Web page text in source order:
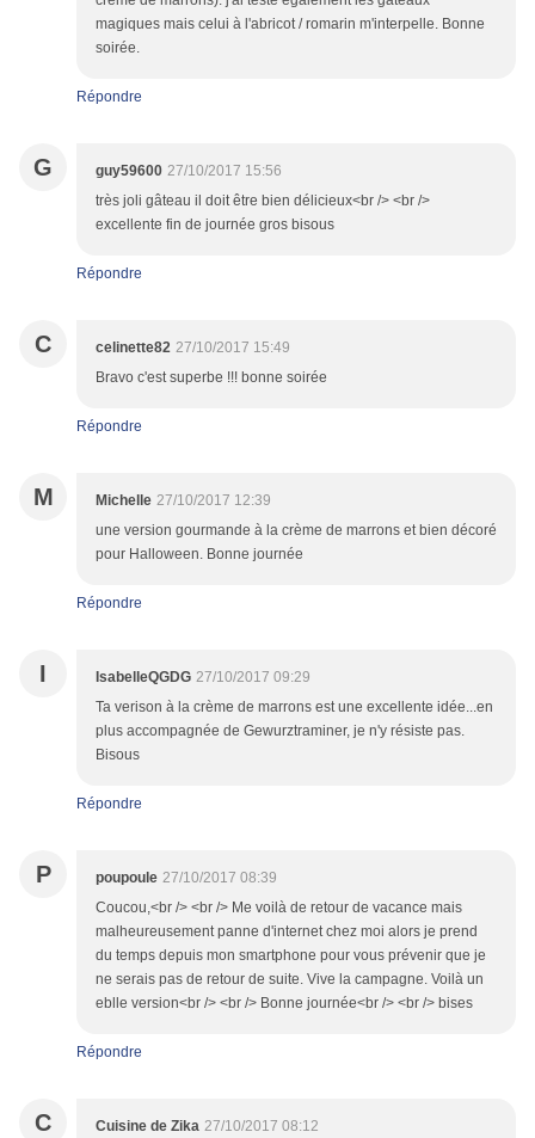
magiques mais celui à l'abricot / romarin m'interpelle. Bonne
soirée.
Répondre
G guy59600 27/10/2017 15:56
très joli gâteau il doit être bien délicieux<br /> <br />
excellente fin de journée gros bisous
Répondre
C celinette82 27/10/2017 15:49
Bravo c'est superbe !!! bonne soirée
Répondre
M Michelle 27/10/2017 12:39
une version gourmande à la crème de marrons et bien décoré
pour Halloween. Bonne journée
Répondre
I IsabelleQGDG 27/10/2017 09:29
Ta verison à la crème de marrons est une excellente idée...en
plus accompagnée de Gewurztraminer, je n'y résiste pas.
Bisous
Répondre
P poupoule 27/10/2017 08:39
Coucou,<br /> <br /> Me voilà de retour de vacance mais
malheureusement panne d'internet chez moi alors je prend
du temps depuis mon smartphone pour vous prévenir que je
ne serais pas de retour de suite. Vive la campagne. Voilà un
eblle version<br /> <br /> Bonne journée<br /> <br /> bises
Répondre
C Cuisine de Zika 27/10/2017 08:12